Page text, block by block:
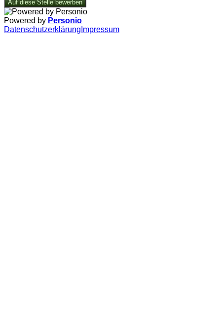
Auf diese Stelle bewerben
Powered by Personio
Datenschutzerklärung Impressum